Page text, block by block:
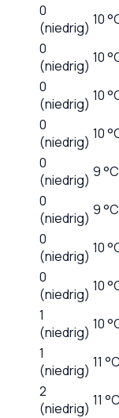
0
(niedrig) 10
0
(niedrig) 10
0
(niedrig) 10
0
(niedrig) 10
0
(niedrig) 9 °C
0
(niedrig) 9 °C
0
(niedrig) 10
0
(niedrig) 10
1
(niedrig) 10
1
(niedrig) 11
2
(niedrig) 11